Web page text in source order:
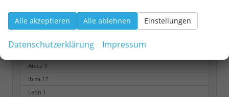
Seat
Ateca 3
Ibiza 17
Leon 1
Alle akzeptieren Alle ablehnen Einstellungen
Datenschutzerklärung Impressum